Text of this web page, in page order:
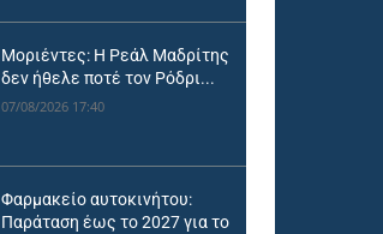
Μοριέντες: Η Ρεάλ Μαδρίτης
δεν ήθελε ποτέ τον Ρόδρι...
07/08/2026 17:40
Φαρμακείο αυτοκινήτου:
Παράταση έως το 2027 για το